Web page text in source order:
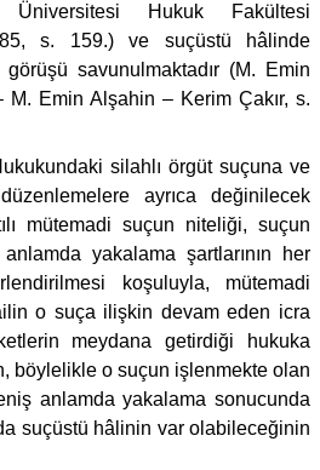
Üniversitesi Hukuk Fakültesi
s. 159.) ve suçüstü hâlinde
savunulmaktadır (M. Emin
Emin Alşahin – Kerim Çakır, s.
silahlı örgüt suçuna ve
ayrıca değinilecek
mütemadi suçun niteliği, suçun
yakalama şartlarının her
koşuluyla, mütemadi
o suça ilişkin devam eden icra
meydana getirdiği hukuka
böylelikle o suçun işlenmekte olan
anlamda yakalama sonucunda
suçüstü hâlinin var olabileceğinin